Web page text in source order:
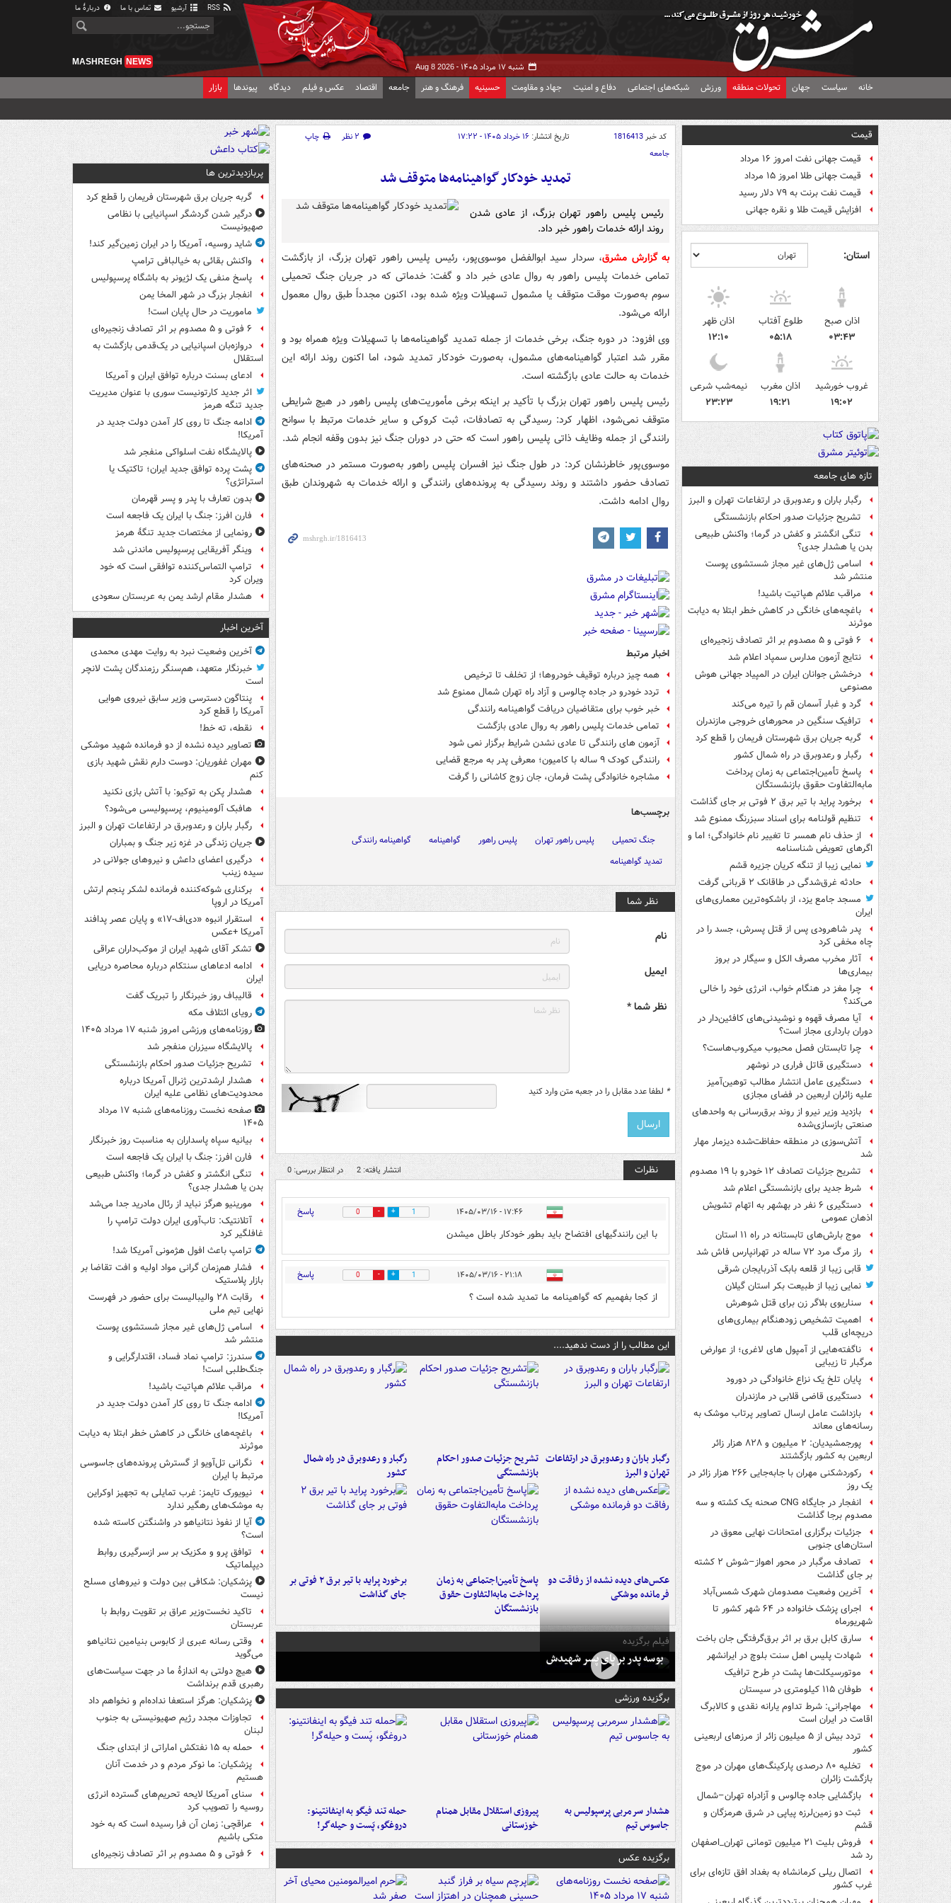
آرشیو تماس با ما دربارهٔ ما
شنبه ۱۷ مرداد ۱۴۰۵ - Aug 8 2026
MASHREGH NEWS
خانه سیاست جهان تحولات منطقه ورزش شبکه‌های اجتماعی دفاع و امنیت جهاد و مقاومت حسینیه فرهنگ و هنر جامعه اقتصاد عکس و فیلم دیدگاه پیوندها بازار
قیمت
قیمت جهانی نفت امروز ۱۶ مرداد
قیمت جهانی طلا امروز ۱۵ مرداد
قیمت نفت برنت به ۷۹ دلار رسید
افزایش قیمت طلا و نقره جهانی
استان:
اذان صبح
۰۳:۴۳
طلوع آفتاب
۰۵:۱۸
اذان ظهر
۱۲:۱۰
غروب خورشید
۱۹:۰۲
اذان مغرب
۱۹:۲۱
نیمه‌شب شرعی
۲۳:۲۳
تازه های جامعه
رگبار باران و رعدوبرق در ارتفاعات تهران و البرز
تشریح جزئیات صدور احکام بازنشستگی
تنگی انگشتر و کفش در گرما؛ واکنش طبیعی
بدن یا هشدار جدی؟
اسامی ژل‌های غیر مجاز شستشوی پوست
منتشر شد
مراقب علائم هپاتیت باشید!
باغچه‌های خانگی در کاهش خطر ابتلا به دیابت
موثرند
۶ فوتی و ۵ مصدوم بر اثر تصادف زنجیره‌ای
نتایج آزمون مدارس سمپاد اعلام شد
درخشش جوانان ایران در المپیاد جهانی هوش
مصنوعی
گرد و غبار آسمان قم را تیره می‌کند
ترافیک سنگین در محورهای خروجی مازندران
گربه جریان برق شهرستان فریمان را قطع کرد
رگبار و رعدوبرق در راه شمال کشور
پاسخ تأمین‌اجتماعی به زمان پرداخت
مابه‌التفاوت حقوق بازنشستگان
برخورد پراید با تیر برق ۲ فوتی بر جای گذاشت
تنظیم قولنامه برای اسناد سبزرنگ ممنوع شد
از حذف نام همسر تا تغییر نام خانوادگی؛ اما و
اگرهای تعویض شناسنامه
نمایی زیبا از تنگه کریان جزیره قشم
حادثه غرق‌شدگی در طاقانک ۲ قربانی گرفت
مسجد جامع یزد، از باشکوه‌ترین معماری‌های
ایران
پدر شاهرودی پس از قتل پسرش، جسد را در
چاه مخفی کرد
آثار مخرب مصرف الکل و سیگار در بروز
بیماری‌ها
چرا مغز در هنگام خواب، انرژی خود را خالی
می‌کند؟
آیا مصرف قهوه و نوشیدنی‌های کافئین‌دار در
دوران بارداری مجاز است؟
چرا تابستان فصل محبوب میکروب‌هاست؟
دستگیری قاتل فراری در نوشهر
دستگیری عامل انتشار مطالب توهین‌آمیز
علیه زائران اربعین در فضای مجازی
بازدید وزیر نیرو از روند برق‌رسانی به واحدهای
صنعتی بازسازی‌شده
آتش‌سوزی در منطقه حفاظت‌شده دیزمار مهار
شد
تشریح جزئیات تصادف ۱۲ خودرو با ۱۹ مصدوم
شرط جدید برای بازنشستگی اعلام شد
دستگیری ۶ نفر در بهشهر به اتهام تشویش
اذهان عمومی
موج بارش‌های تابستانه در راه ۱۱ استان
راز مرگ مرد ۷۲ ساله در تهرانپارس فاش شد
قابی زیبا از قلعه بابک آذربایجان شرقی
نمایی زیبا از طبیعت بکر استان گیلان
سناریوی بلاگر زن برای قتل شوهرش
اهمیت تشخیص زودهنگام بیماری‌های
دریچه‌ای قلب
ناگفته‌هایی از آمپول های لاغری؛ از عوارض
مرگبار تا زیبایی
پایان تلخ یک نزاع خانوادگی در دورود
دستگیری قاضی قلابی در مازندران
بازداشت عامل ارسال تصاویر پرتاب موشک به
رسانه‌های معاند
پورجمشیدیان: ۲ میلیون و ۸۲۸ هزار زائر
اربعین به کشور بازگشتند
رکوردشکنی مهران با جابه‌جایی ۲۶۶ هزار زائر در
یک روز
انفجار در جایگاه CNG صحنه یک کشته و سه
مصدوم برجا گذاشت
جزئیات برگزاری امتحانات نهایی معوق در
استان‌های جنوبی
تصادف مرگبار در محور اهواز–شوش ۲ کشته
بر جای گذاشت
آخرین وضعیت مصدومان شهرک شمس‌آباد
اجرای پزشک خانواده در ۶۴ شهر کشور تا
شهریورماه
سارق کابل برق بر اثر برق‌گرفتگی جان باخت
شهادت پلیس اهل سنت بلوچ در ایرانشهر
موتورسیکلت‌ها پشت درِ طرح ترافیک
طوفان ۱۱۵ کیلومتری در سیستان
مهاجرانی: شرط تداوم یارانه نقدی و کالابرگ
اقامت در ایران است
تردد بیش از ۵ میلیون زائر از مرزهای اربعینی
کشور
تخلیه ۸۰ درصدی پارکینگ‌های مهران در موج
بازگشت زائران
بازگشایی جاده چالوس و آزادراه تهران–شمال
ثبت دو زمین‌لرزه پیاپی در شرق هرمزگان و
قشم
فروش بلیت ۲۱ میلیون تومانی تهران_اصفهان
رد شد
اتصال ریلی کرمانشاه به بغداد افق تازه‌ای برای
غرب کشور
کد خبر1816413 تاریخ انتشار: ۱۶ خرداد ۱۴۰۵ - ۱۷:۲۲ ۲ نظر
چاپ
جامعه
تمدید خودکار گواهینامه‌ها متوقف شد
رئیس پلیس راهور تهران بزرگ، از عادی شدن
روند ارائه خدمات راهور خبر داد.
به گزارش مشرق، سردار سید ابوالفضل موسوی‌پور، رئیس پلیس راهور تهران بزرگ، از بازگشت
تمامی خدمات پلیس راهور به روال عادی خبر داد و گفت: خدماتی که در جریان جنگ تحمیلی
سوم به‌صورت موقت متوقف یا مشمول تسهیلات ویژه شده بود، اکنون مجدداً طبق روال معمول
ارائه می‌شود.
وی افزود: در دوره جنگ، برخی خدمات از جمله تمدید گواهینامه‌ها با تسهیلات ویژه همراه بود و
مقرر شد اعتبار گواهینامه‌های مشمول، به‌صورت خودکار تمدید شود، اما اکنون روند ارائه این
خدمات به حالت عادی بازگشته است.
رئیس پلیس راهور تهران بزرگ با تأکید بر اینکه برخی مأموریت‌های پلیس راهور در هیچ شرایطی
متوقف نمی‌شود، اظهار کرد: رسیدگی به تصادفات، ثبت کروکی و سایر خدمات مرتبط با سوانح
رانندگی از جمله وظایف ذاتی پلیس راهور است که حتی در دوران جنگ نیز بدون وقفه انجام شد.
موسوی‌پور خاطرنشان کرد: در طول جنگ نیز افسران پلیس راهور به‌صورت مستمر در صحنه‌های
تصادف حضور داشتند و روند رسیدگی به پرونده‌های رانندگی و ارائه خدمات به شهروندان طبق
روال ادامه داشت.
اخبار مرتبط
همه چیز درباره توقیف خودروها؛ از تخلف تا ترخیص
تردد خودرو در جاده چالوس و آزاد راه تهران شمال ممنوع شد
خبر خوب برای متقاضیان دریافت گواهینامه رانندگی
تمامی خدمات پلیس راهور به روال عادی بازگشت
آزمون های رانندگی تا عادی نشدن شرایط برگزار نمی شود
رانندگی کودک ۹ ساله با کامیون؛ معرفی پدر به مرجع قضایی
مشاجره خانوادگی پشت فرمان، جان زوج کاشانی را گرفت
برچسب‌ها
جنگ تحمیلی پلیس راهور تهران پلیس راهور گواهینامه
گواهینامه رانندگی
تمدید گواهینامه
نظر شما
نام
ایمیل
نظر شما *
* لطفا عدد مقابل را در جعبه متن وارد کنید
نظرات انتشار یافته: 2 در انتظار بررسی: 0
۱۷:۴۶ - ۱۴۰۵/۰۳/۱۶ 1
0 پاسخ
با این رانندگیهای افتضاح باید بطور خودکار باطل میشدن
۲۱:۱۸ - ۱۴۰۵/۰۳/۱۶ 1
0 پاسخ
از کجا بفهمیم که گواهینامه ما تمدید شده است ؟
این مطالب را از دست ندهید....
رگبار باران و رعدوبرق در ارتفاعات
تهران و البرز
تشریح جزئیات صدور احکام
بازنشستگی
رگبار و رعدوبرق در راه شمال
کشور
عکس‌های دیده نشده از رفاقت دو
فرمانده‌ موشکی
پاسخ تأمین‌اجتماعی به زمان
پرداخت مابه‌التفاوت حقوق
بازنشستگان
برخورد پراید با تیر برق ۲ فوتی بر
جای گذاشت
فیلم برگزیده
بوسه‌ پدر بر پای پسر شهیدش
برگزیده ورزشی
هشدار سرمربی پرسپولیس به
جاسوس تیم
پیروزی استقلال مقابل همنام
خوزستانی
حمله تند فیگو به اینفانتینو:
دروغگو، پَست‌ و حیله‌گر!
برگزیده عکس
پربازدیدترین ها
گربه جریان برق شهرستان فریمان را قطع کرد
درگیر شدن گردشگر اسپانیایی با نظامی
صهیونیست
شاید روسیه، آمریکا را در ایران زمین‌گیر کند!
واکنش بقائی به خیالبافی ترامپ
پاسخ منفی یک لژیونر به باشگاه پرسپولیس
انفجار بزرگ در شهر المخا یمن
ماموریت در حال پایان است!
۶ فوتی و ۵ مصدوم بر اثر تصادف زنجیره‌ای
دروازه‌بان اسپانیایی در یک‌قدمی بازگشت به
استقلال
ادعای بسنت درباره توافق ایران و آمریکا
اثر جدید کارتونیست سوری با عنوان مدیریت
جدید تنگه هرمز
ادامه جنگ تا روی کار آمدن دولت جدید در
آمریکا!
پالایشگاه نفت اسلواکی منفجر شد
پشت پرده توافق جدید ایران؛ تاکتیک یا
استراتژی؟
بدون تعارف با پدر و پسر قهرمان
فارن افرز: جنگ با ایران یک فاجعه است
رونمایی از مختصات جدید تنگۀ هرمز
وینگر آفریقایی پرسپولیس ماندنی شد
ترامپ التماس‌کننده توافقی است که خود
ویران کرد
هشدار مقام ارشد یمن به عربستان سعودی
آخرین اخبار
آخرین وضعیت نبرد به روایت مهدی محمدی
خبرنگار متعهد، هم‌سنگر رزمندگان پشت لانچر
است
پنتاگون دسترسی وزیر سابق نیروی هوایی
آمریکا را قطع کرد
نقطه، ته خط!
تصاویر دیده‌ نشده از دو فرمانده شهید موشکی
مهران غفوریان: دوست دارم نقش شهید بازی
کنم
هشدار پکن به توکیو: با آتش بازی نکنید
هافبک آلومینیوم، پرسپولیسی می‌شود؟
رگبار باران و رعدوبرق در ارتفاعات تهران و البرز
جریان زندگی در غزه زیر جنگ و بمباران
درگیری اعضای داعش و نیروهای جولانی در
سیده زینب
برکناری شوکه‌کننده فرمانده لشکر پنجم ارتش
آمریکا در اروپا
استقرار انبوه «دی‌اف‑۱۷» و پایان عصر پدافند
آمریکا +عکس
تشکر آقای شهید ایران از موکب‌داران عراقی
ادامه ادعاهای سنتکام درباره محاصره دریایی
ایران
قالیباف روز خبرنگار را تبریک گفت
رویای ائتلاف مکه
روزنامه‌های ورزشی امروز ‌شنبه ۱۷ مرداد ۱۴۰۵
پالایشگاه سیزران منفجر شد
تشریح جزئیات صدور احکام بازنشستگی
هشدار ارشدترین ژنرال آمریکا درباره
محدودیت‌های نظامی علیه ایران
صفحه نخست روزنامه‌های شنبه ۱۷ مرداد
۱۴۰۵
بیانیه سپاه پاسداران به مناسبت روز خبرنگار
فارن افرز: جنگ با ایران یک فاجعه است
تنگی انگشتر و کفش در گرما؛ واکنش طبیعی
بدن یا هشدار جدی؟
مورینیو هرگز نباید از رئال مادرید جدا می‌شد
آتلانتیک: تاب‌آوری ایران دولت ترامپ را
غافلگیر کرد
ترامپ باعث افول هژمونی آمریکا شد!
فشار هم‌زمان گرانی مواد اولیه و افت تقاضا بر
بازار پلاستیک
رقابت ۲۸ والیبالیست برای حضور در فهرست
نهایی تیم ملی
اسامی ژل‌های غیر مجاز شستشوی پوست
منتشر شد
سندرز: ترامپ نماد فساد، اقتدارگرایی و
جنگ‌طلبی است!
مراقب علائم هپاتیت باشید!
ادامه جنگ تا روی کار آمدن دولت جدید در
آمریکا!
باغچه‌های خانگی در کاهش خطر ابتلا به دیابت
موثرند
نگرانی تل‌آویو از گسترش پرونده‌های جاسوسی
مرتبط با ایران
نیویورک تایمز: غرب تمایلی به تجهیز اوکراین
به موشک‌های رهگیر ندارد
آیا از نفوذ نتانیاهو در واشنگتن کاسته شده
است؟
توافق پرو و مکزیک بر سر ازسرگیری روابط
دیپلماتیک
پزشکیان: شکافی بین دولت و نیروهای مسلح
نیست
تاکید نخست‌وزیر عراق بر تقویت روابط با
عربستان
وقتی رسانه عبری از کابوس بنیامین نتانیاهو
می‌گوید
هیچ دولتی به اندازۀ ما در جهت سیاست‌های
رهبری قدم برنداشت
پزشکیان: هرگز استعفا نداده‌ام و نخواهم داد
تجاوزات مجدد رژیم صهیونیستی به جنوب
لبنان
حمله به ۱۵ نفتکش‌ اماراتی از ابتدای جنگ
پزشکیان: ما نوکر مردم و در خدمت آنان
هستیم
سنای آمریکا لایحه تحریم‌های گسترده انرژی
روسیه را تصویب کرد
عراقچی: زمان آن فرا رسیده است که به خود
متکی باشیم
۶ فوتی و ۵ مصدوم بر اثر تصادف زنجیره‌ای